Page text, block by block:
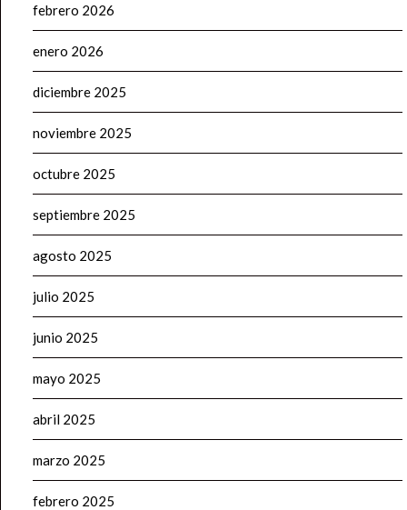
febrero 2026
enero 2026
diciembre 2025
noviembre 2025
octubre 2025
septiembre 2025
agosto 2025
julio 2025
junio 2025
mayo 2025
abril 2025
marzo 2025
febrero 2025